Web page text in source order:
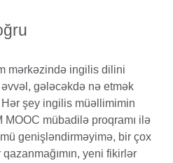
mərkəzində ingilis dilini
gələcəkdə nə etmək
şey ingilis müəllimimin
mübadilə proqramı ilə
genişləndirməyimə, bir çox
yeni fikirlər